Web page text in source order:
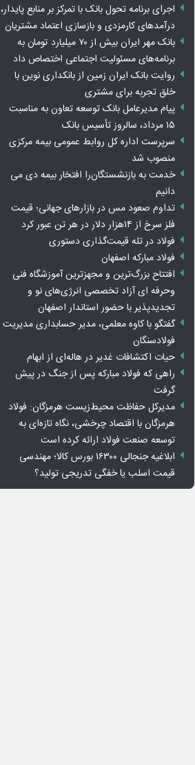
اجرای برنامه تحول بانک با تمرکز بر منابع پایدار،
درآمدهای کارمزدی و بازسازی اعتماد مشتریان
بانک مهر ایران بیش از ۷۰ میلیارد تومان به
برنامه‌های مسئولیت اجتماعی اختصاص داد
روایت بانک ایران زمین از بانکداری نوین با
خلق تجربه برای مشتری
پیام مدیرعامل بانک توسعه تعاون به مناسبت
۱۵ مرداد، سالروز تأسیس بانک
سرپرست اداره کل روابط عمومی بیمه مرکزی
منصوب شد
خدمت به بازنشستگان‌را افتخار بیمه دی می
دانیم
تداوم صعود مس در بازارهای جهانی؛ قیمت
فلز سرخ از ۱۴هزار دلار در هر تن عبور کرد
فولاد در تله قیمت‌گذاری دستوری
فولاد مبارکه اصفهان
افتتاح بزرگ‌ترین و مجهزترین آموزشگاه فنی
وحرفه ای آزاد تخصصی انرژی‌های نو و
تجدیدپذیر با حضور استاندار اصفهان
گفتگو با کاوه معلمی، مدیر حسابداری مدیریت
فولادسنگان
حیات اکتشافات غدیر در هاله‌ای از ابهام
راهی که فولاد مبارکه پس از جنگ در پیش
گرفت
مدیرکل حفاظت محیط‌زیست هرمزگان: فولاد
هرمزگان با اقتصاد چرخشی، نگاه تازه‌ای به
توسعه صنعت فولاد ارائه کرده است
ابلاغیه جنجالی ۱۶۳۰۰ بورس کالا؛ مهندسی
قیمت اسلب یا خفگی تدریجی تولید؟